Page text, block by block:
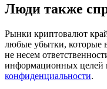
Люди также
Рынки криптовалют
любые убытки, которые
не несем
информационных целей
конфиденциальности.